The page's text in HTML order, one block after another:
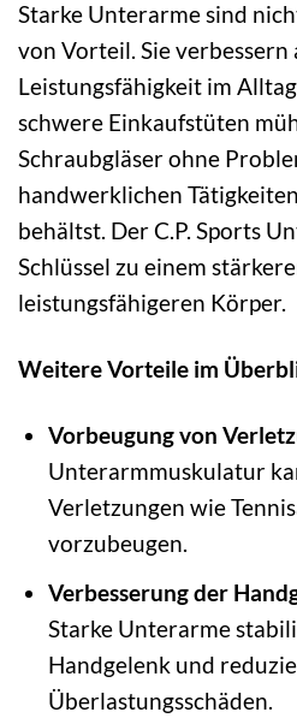
Starke Unterarme sind
von Vorteil. Sie verbessern
Leistungsfähigkeit im
schwere Einkaufstüten
Schraubgläser ohne
handwerklichen
behältst. Der C.P. Sports
Schlüssel zu einem
leistungsfähigeren Körper.
Weitere Vorteile im
Vorbeugung von
Unterarmmuskulatur
Verletzungen wie
vorzubeugen.
Verbesserung der
Starke Unterarme
Handgelenk und
Überlastungsschäden.